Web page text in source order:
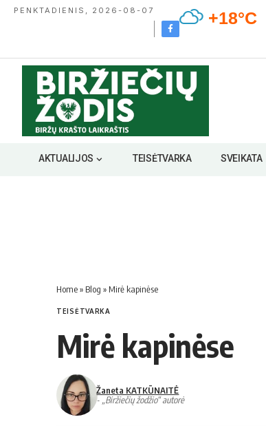
PENKTADIENIS, 2026-08-07 +18°C
AKTUALIJOS TEISĖTVARKA SVEIKATA
Home» Blog » Mi­rė ka­pi­nė­se
TEISĖTVARKA
Mi­rė ka­pi­nė­se
Žaneta KATKŪNAITĖ
- „Biržiečių žodžio“ autorė